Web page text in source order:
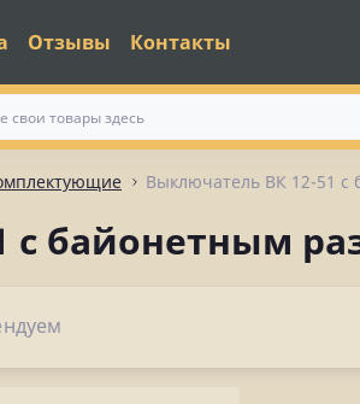
Отзывы Контакты
Выключатель ВК 12-51
с байонетным